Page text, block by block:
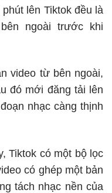
lên Tiktok đều là
ngoài trước khi
video từ bên ngoài,
đó mới đăng tải lên
nhạc càng thịnh
Tiktok có một bộ lọc
có ghép một bản
tách nhạc nền của